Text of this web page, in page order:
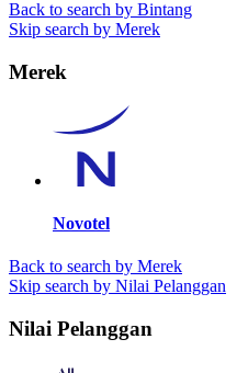
Back to search by Bintang
Skip search by Merek
Merek
Novotel
Back to search by Merek
Skip search by Nilai Pelanggan
Nilai Pelanggan